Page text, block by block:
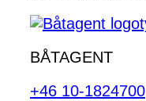
BÅTAGENT
+46 10-1824700